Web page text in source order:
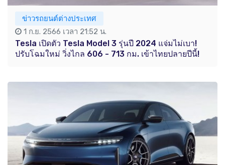
ข่าวรถยนต์ต่างประเทศ
1 ก.ย. 2566 เวลา 21:52 น.
Tesla เปิดตัว Tesla Model 3 รุ่นปี 2024 แจ่มไม่เบา!
ปรับโฉมใหม่ วิ่งไกล 606 - 713 กม. เข้าไทยปลายปีนี้!